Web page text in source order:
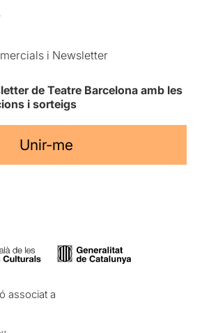
i Newsletter
de Teatre Barcelona amb les
i sorteigs
Unir-me
associat a